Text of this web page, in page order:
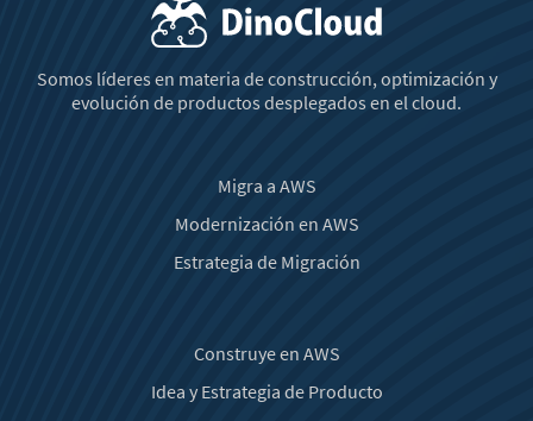
Somos líderes en materia de construcción, optimización y
evolución de productos desplegados en el cloud.
Migra a AWS
Modernización en AWS
Estrategia de Migración
Construye en AWS
Idea y Estrategia de Producto